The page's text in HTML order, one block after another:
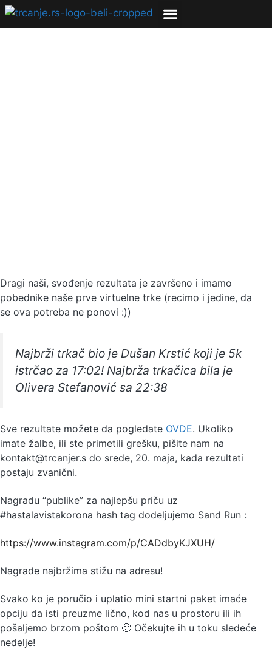
Dragi naši, svođenje rezultata je završeno i imamo
pobednike naše prve virtuelne trke (recimo i jedine, da
se ova potreba ne ponovi :))
Najbrži trkač bio je Dušan Krstić koji je 5k
istrčao za 17:02! Najbrža trkačica bila je
Olivera Stefanović sa 22:38
Sve rezultate možete da pogledate OVDE. Ukoliko
imate žalbe, ili ste primetili grešku, pišite nam na
kontakt@trcanjer.s do srede, 20. maja, kada rezultati
postaju zvanični.
Nagradu “publike” za najlepšu priču uz
#hastalavistakorona hash tag dodeljujemo Sand Run :
https://www.instagram.com/p/CADdbyKJXUH/
Nagrade najbržima stižu na adresu!
Svako ko je poručio i uplatio mini startni paket imaće
opciju da isti preuzme lično, kod nas u prostoru ili ih
pošaljemo brzom poštom 🙂 Očekujte ih u toku sledeće
nedelje!